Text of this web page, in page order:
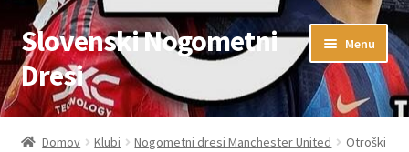
Skip
to
navigation
Skip
to
content
Slovenski Nogometni
Dresi
Menu
Domov
Domov Klubi Nogometni dresi Manchester United
Otroški